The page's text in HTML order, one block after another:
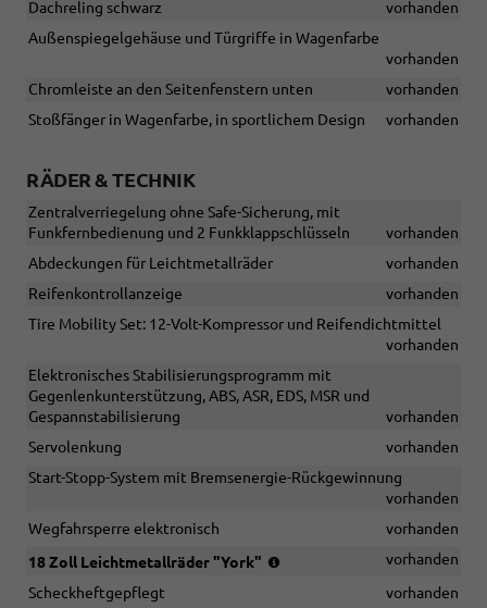
Dachreling schwarz
vorhanden
Außenspiegelgehäuse und Türgriffe in Wagenfarbe
vorhanden
Chromleiste an den Seitenfenstern unten
vorhanden
Stoßfänger in Wagenfarbe, in sportlichem Design
vorhanden
RÄDER & TECHNIK
Zentralverriegelung ohne Safe-Sicherung, mit
Funkfernbedienung und 2 Funkklappschlüsseln
vorhanden
Abdeckungen für Leichtmetallräder
vorhanden
Reifenkontrollanzeige
vorhanden
Tire Mobility Set: 12-Volt-Kompressor und Reifendichtmittel
vorhanden
Elektronisches Stabilisierungsprogramm mit
Gegenlenkunterstützung, ABS, ASR, EDS, MSR und
Gespannstabilisierung
vorhanden
Servolenkung
vorhanden
Start-Stopp-System mit Bremsenergie-Rückgewinnung
vorhanden
Wegfahrsperre elektronisch
vorhanden
18 Zoll Leichtmetallräder "York"
vorhanden
Scheckheftgepflegt
vorhanden